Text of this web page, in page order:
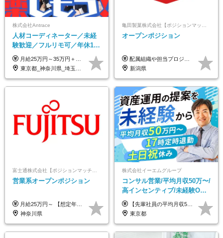
株式会社Antrace
人材コーディネーター／未経
験歓迎／フルリモ可／年休127
日／おしゃれ自由／海外研修
年10回／美容・サウナ割あり
月給25万円～35万円＋インセンティブ 未経験者：月給25万円～＋インセンティブ 経験者：月給35万円～＋インセンティブ （※経験者は営業経験5年以上の方を想定） ※経験・スキルなどを考慮のうえ、決定します ※時間外手当は別途全額支給します
東京都_神奈川県_埼玉県_千葉県_大阪府_愛知県_北海道_青森県_岩手県_宮城県_秋田県_山形県_福島県_茨城県_栃木県_群馬県_新潟県_山梨県_長野県_富山県_石川県_福井県_静岡県_岐阜県_三重県_兵庫県_京都府_滋賀県_奈良県_和歌山県_広島県_岡山県_鳥取県_島根県_山口県_徳島県_香川県_愛媛県_高知県_福岡県_熊本県_佐賀県_長崎県_大分県_宮崎県_鹿児島県_沖縄県
オープンポジション
配属組織や担当プロジェクトにより異なります。 想定年収：400万円～1000万円 ※ご経験やスキルに応じて決定します。 ※上記想定年収はあくまでも目安の金額であり、 選考を通じて上下する可能性があります。
新潟県
営業系オープンポジション
月給25万円～ 【想定年収】 400万円～1000万円（残業代及び諸手当込） ※ご経験、前年収、ご年齢に応じて決定します。
神奈川県
株式会社イーエムグループ
コンサル営業/平均月収50万〜/
高インセンティブ/未経験OK/
残業なし/4,50代も活躍/ブラン
ク可/面接1回
【先輩社員の平均月収50万円】 月給30万円以上+インセンティブ+その他手当 ※経験・スキルを考慮の上で給与を決定します ※上記には5万円（月20時間分）のみなし残業代と一律手当（営業手当4万円、能力評価手当4万円）を含みます ※上記を超える残業代は別途全額支給します ※試用期間：3ヶ月あり（試用期間中の待遇に差異なし）
東京都